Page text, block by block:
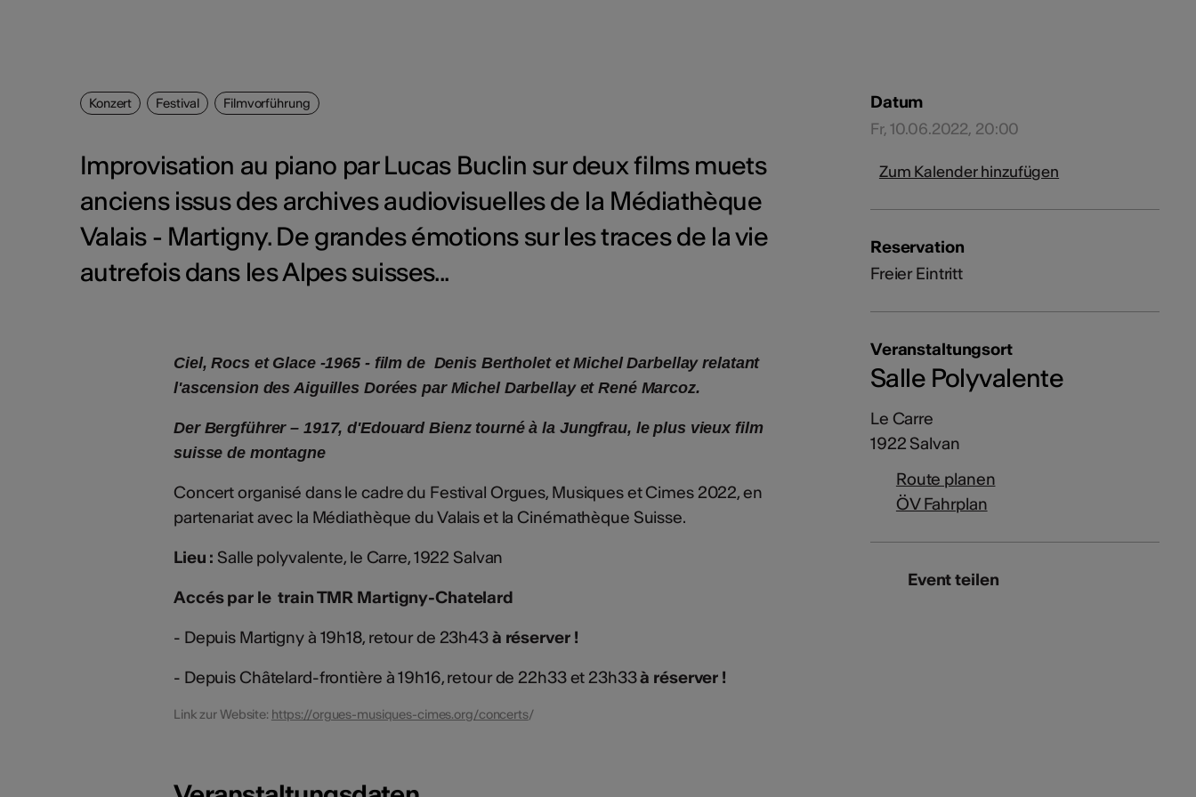
Konzert Festival Filmvorführung
Improvisation au piano par Lucas Buclin sur deux films muets
anciens issus des archives audiovisuelles de la Médiathèque
Valais - Martigny. De grandes émotions sur les traces de la vie
autrefois dans les Alpes suisses...
Ciel, Rocs et Glace -1965 - film de Denis Bertholet et Michel Darbellay relatant
l'ascension des Aiguilles Dorées par Michel Darbellay et René Marcoz.
Der Bergführer – 1917, d'Edouard Bienz tourné à la Jungfrau, le plus vieux film
suisse de montagne
Concert organisé dans le cadre du Festival Orgues, Musiques et Cimes 2022, en
partenariat avec la Médiathèque du Valais et la Cinémathèque Suisse.
Lieu : Salle polyvalente, le Carre, 1922 Salvan
Accés par le train TMR Martigny-Chatelard
- Depuis Martigny à 19h18, retour de 23h43à réserver !
- Depuis Châtelard-frontière à 19h16, retour de 22h33 et 23h33à réserver !
Link zur Website: https://orgues-musiques-cimes.org/concerts/
Datum
Fr, 10.06.2022, 20:00
Zum Kalender hinzufügen
Reservation
Freier Eintritt
Veranstaltungsort
Salle Polyvalente
Le Carre
1922 Salvan
Route planen
ÖV Fahrplan
Event teilen